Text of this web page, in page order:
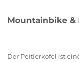
Mountainbike &
Der Peitlerkofel ist